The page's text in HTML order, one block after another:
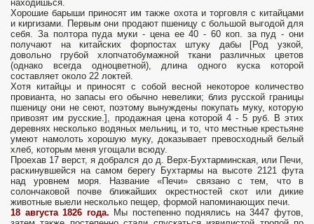
находишься.
Хорошие барыши приносят им также охота и торговля с китайцами
и киргизами. Первым они продают пшеницу с большой выгодой для
себя. За полтора пуда муки - цена ее 40 - 60 коп. за пуд - они
получают на китайских форпостах штуку дабы [Род узкой,
довольно грубой хлопчатобумажной ткани различных цветов
(однако всегда одноцветной), длина одного куска которой
составляет около 22 локтей.
Хотя китайцы и приносят с собой весной некоторое количество
провианта, но запасы его обычно невелики; близ русской границы
пшеницу они не сеют, поэтому вынуждены покупать муку, которую
привозят им русские.], продажная цена которой 4 - 5 руб. В этих
деревнях несколько водяных мельниц, и то, что местные крестьяне
умеют намолоть хорошую муку, доказывает превосходный белый
хлеб, которым меня угощали всюду.
Проехав 17 верст, я добрался до д. Верх-Бухтарминская, или Печи,
раскинувшейся на самом берегу Бухтармы на высоте 2121 фута
над уровнем моря. Название «Печи» связано с тем, что в
солончаковой почве ближайших окрестностей скот или дикие
животные выели несколько пещер, формой напоминающих печи.
18 августа 1826 года. Мы постепенно поднялись на 3447 футов,